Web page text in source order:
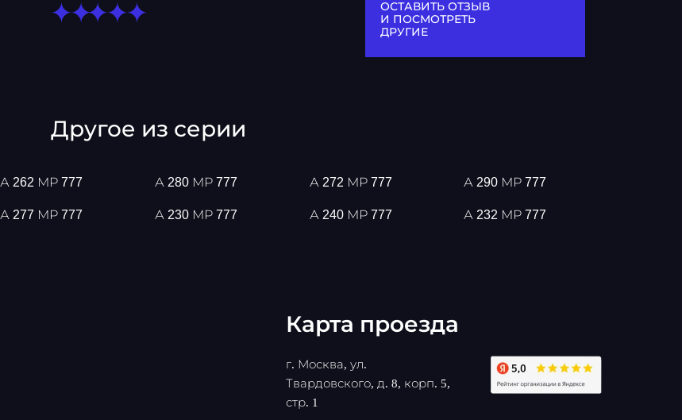
ОСТАВИТЬ ОТЗЫВ
И ПОСМОТРЕТЬ
ДРУГИЕ
Другое из серии
А 262 МР 777 А 280 МР 777 А 272 МР 777 А 290 МР 777
А 277 МР 777 А 230 МР 777 А 240 МР 777 А 232 МР 777
Карта проезда
г. Москва, ул.
Твардовского, д. 8, корп. 5,
стр. 1